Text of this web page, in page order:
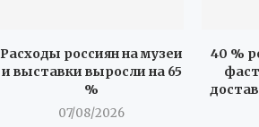
Расходы россиян на музеи
и выставки выросли на 65
%
07/08/2026
40 %